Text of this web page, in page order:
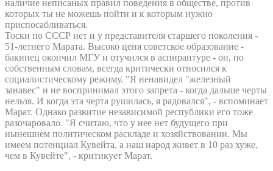
наличие неписаных правил поведения в обществе, против
которых ты не можешь пойти и к которым нужно
приспосабливаться.
Тоски по СССР нет и у представителя старшего поколения -
51-летнего Марата. Высоко ценя советское образование -
бакинец окончил МГУ и отучился в аспирантуре - он, по
собственным словам, всегда критически относился к
социалистическому режиму. "Я ненавидел "железный
занавес" и не воспринимал этого запрета - когда дальше черты
нельзя. И когда эта черта рушилась, я радовался", - вспоминает
Марат. Однако развитие независимой республики его тоже
разочаровало. "Я считаю, что у нее нет будущего при
нынешнем политическом раскладе и хозяйствовании. Мы
имеем потенциал Кувейта, а наш народ живет в 10 раз хуже,
чем в Кувейте", - критикует Марат.